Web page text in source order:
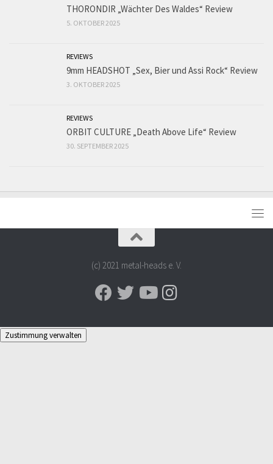
THORONDIR „Wächter Des Waldes“ Review
5. OKTOBER 2025
REVIEWS
9mm HEADSHOT „Sex, Bier und Assi Rock“ Review
3. OKTOBER 2025
REVIEWS
ORBIT CULTURE „Death Above Life“ Review
30. SEPTEMBER 2025
(c) 2021 metal-heads e. V.
Zustimmung verwalten